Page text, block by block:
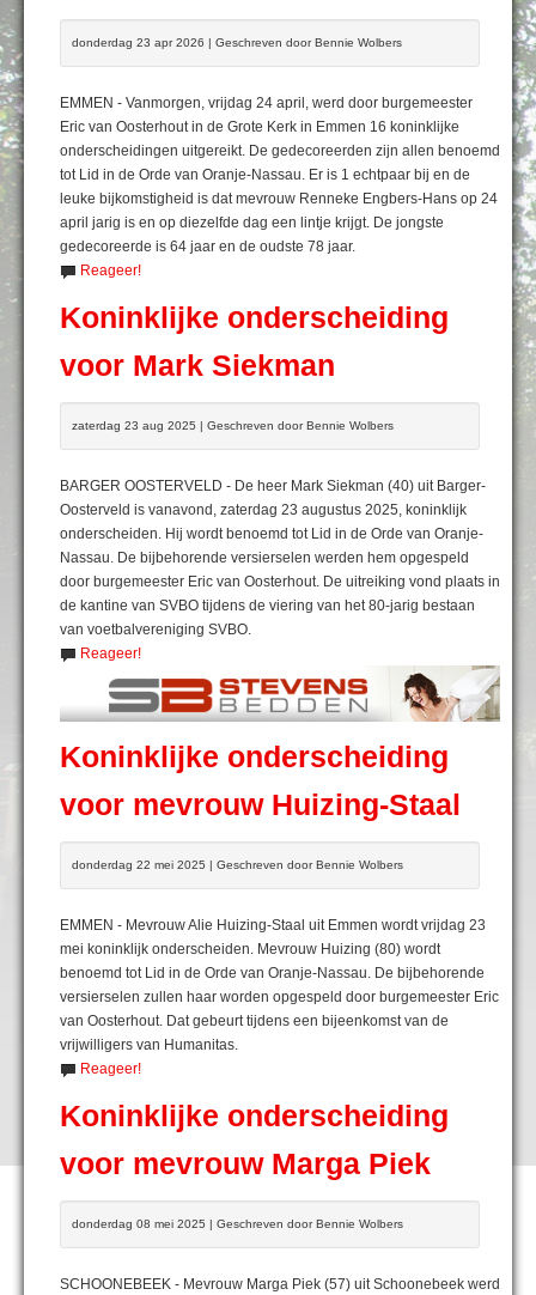
donderdag 23 apr 2026 | Geschreven door Bennie Wolbers
EMMEN - Vanmorgen, vrijdag 24 april, werd door burgemeester
Eric van Oosterhout in de Grote Kerk in Emmen 16 koninklijke
onderscheidingen uitgereikt. De gedecoreerden zijn allen benoemd
tot Lid in de Orde van Oranje-Nassau. Er is 1 echtpaar bij en de
leuke bijkomstigheid is dat mevrouw Renneke Engbers-Hans op 24
april jarig is en op diezelfde dag een lintje krijgt. De jongste
gedecoreerde is 64 jaar en de oudste 78 jaar.
Reageer!
Koninklijke onderscheiding
voor Mark Siekman
zaterdag 23 aug 2025 | Geschreven door Bennie Wolbers
BARGER OOSTERVELD - De heer Mark Siekman (40) uit Barger-
Oosterveld is vanavond, zaterdag 23 augustus 2025, koninklijk
onderscheiden. Hij wordt benoemd tot Lid in de Orde van Oranje-
Nassau. De bijbehorende versierselen werden hem opgespeld
door burgemeester Eric van Oosterhout. De uitreiking vond plaats in
de kantine van SVBO tijdens de viering van het 80-jarig bestaan
van voetbalvereniging SVBO.
Reageer!
Koninklijke onderscheiding
voor mevrouw Huizing-Staal
donderdag 22 mei 2025 | Geschreven door Bennie Wolbers
EMMEN - Mevrouw Alie Huizing-Staal uit Emmen wordt vrijdag 23
mei koninklijk onderscheiden. Mevrouw Huizing (80) wordt
benoemd tot Lid in de Orde van Oranje-Nassau. De bijbehorende
versierselen zullen haar worden opgespeld door burgemeester Eric
van Oosterhout. Dat gebeurt tijdens een bijeenkomst van de
vrijwilligers van Humanitas.
Reageer!
Koninklijke onderscheiding
voor mevrouw Marga Piek
donderdag 08 mei 2025 | Geschreven door Bennie Wolbers
SCHOONEBEEK - Mevrouw Marga Piek (57) uit Schoonebeek werd